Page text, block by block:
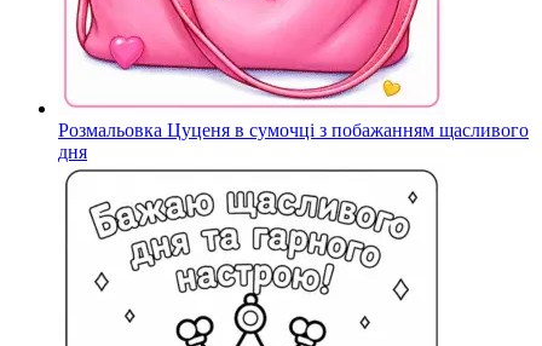
Розмальовка Цуценя в сумочці з побажанням щасливого
дня